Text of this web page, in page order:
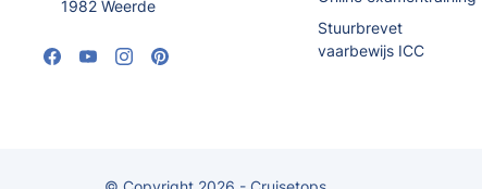
1982 Weerde
Stuurbrevet
vaarbewijs ICC